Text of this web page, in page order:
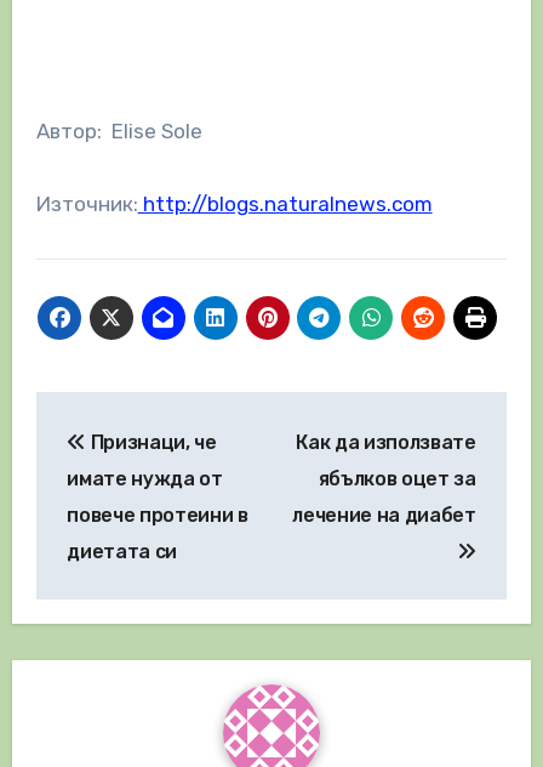
Автор: Elise Sole
Източник: http://blogs.naturalnews.com
Признаци, че
имате нужда от
повече протеини в
диетата си
Как да използвате
ябълков оцет за
лечение на диабет